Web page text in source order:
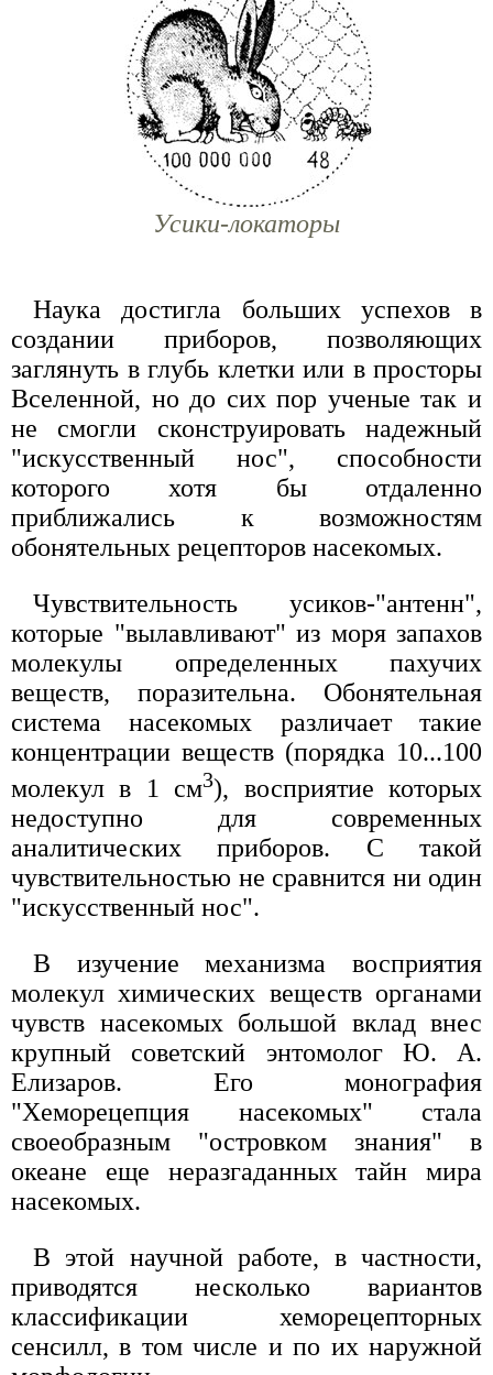
Усики-локаторы
Наука достигла больших успехов в
создании приборов, позволяющих
заглянуть в глубь клетки или в просторы
Вселенной, но до сих пор ученые так и
не смогли сконструировать надежный
"искусственный нос", способности
которого хотя бы отдаленно
приближались к возможностям
обонятельных рецепторов насекомых.
Чувствительность усиков-"антенн",
которые "вылавливают" из моря запахов
молекулы определенных пахучих
веществ, поразительна. Обонятельная
система насекомых различает такие
концентрации веществ (порядка 10...100
молекул в 1 см3), восприятие которых
недоступно для современных
аналитических приборов. С такой
чувствительностью не сравнится ни один
"искусственный нос".
В изучение механизма восприятия
молекул химических веществ органами
чувств насекомых большой вклад внес
крупный советский энтомолог Ю. А.
Елизаров. Его монография
"Хеморецепция насекомых" стала
своеобразным "островком знания" в
океане еще неразгаданных тайн мира
насекомых.
В этой научной работе, в частности,
приводятся несколько вариантов
классификации хеморецепторных
сенсилл, в том числе и по их наружной